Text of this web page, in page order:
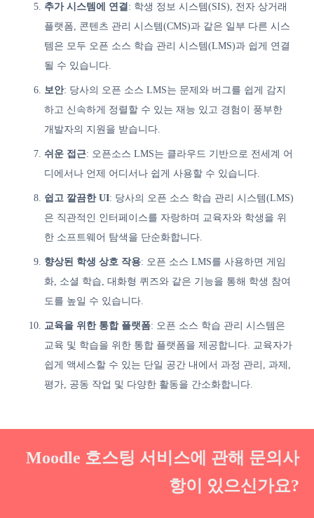
추가 시스템에 연결 : 학생 정보 시스템(SIS), 전자 상거래
플랫폼, 콘텐츠 관리 시스템(CMS)과 같은 일부 다른 시스
템은 모두 오픈 소스 학습 관리 시스템(LMS)과 쉽게 연결
될 수 있습니다.
보안: 당사의 오픈 소스 LMS는 문제와 버그를 쉽게 감지
하고 신속하게 정렬할 수 있는 재능 있고 경험이 풍부한
개발자의 지원을 받습니다.
쉬운 접근: 오픈소스 LMS는 클라우드 기반으로 전세계 어
디에서나 언제 어디서나 쉽게 사용할 수 있습니다.
쉽고 깔끔한 UI: 당사의 오픈 소스 학습 관리 시스템(LMS)
은 직관적인 인터페이스를 자랑하며 교육자와 학생을 위
한 소프트웨어 탐색을 단순화합니다.
향상된 학생 상호 작용: 오픈 소스 LMS를 사용하면 게임
화, 소셜 학습, 대화형 퀴즈와 같은 기능을 통해 학생 참여
도를 높일 수 있습니다.
교육을 위한 통합 플랫폼: 오픈 소스 학습 관리 시스템은
교육 및 학습을 위한 통합 플랫폼을 제공합니다. 교육자가
쉽게 액세스할 수 있는 단일 공간 내에서 과정 관리, 과제,
평가, 공동 작업 및 다양한 활동을 간소화합니다.
Moodle 호스팅 서비스에 관해 문의사
항이 있으신가요?